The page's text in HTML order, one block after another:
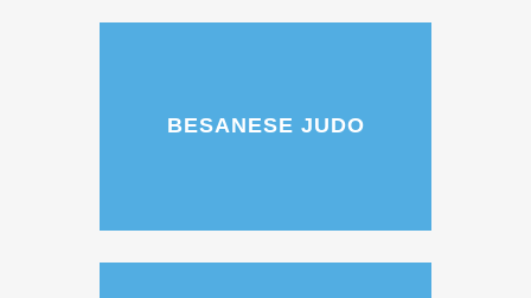
BESANESE JUDO